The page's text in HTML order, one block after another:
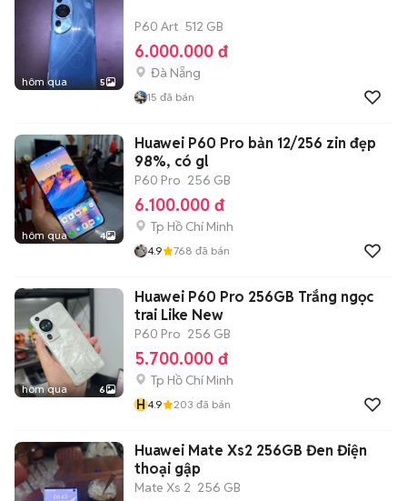
hôm qua 5
P60 Art 512 GB
6.000.000 đ
Đà Nẵng
15 đã bán
hôm qua 4
Huawei P60 Pro bản 12/256 zin đẹp
98%, có gl
P60 Pro 256 GB
6.100.000 đ
Tp Hồ Chí Minh
4.9 768 đã bán
hôm qua 6
Huawei P60 Pro 256GB Trắng ngọc
trai Like New
P60 Pro 256 GB
5.700.000 đ
Tp Hồ Chí Minh
H4.9 203 đã bán
Huawei Mate Xs2 256GB Đen Điện
thoại gập
Mate Xs 2 256 GB